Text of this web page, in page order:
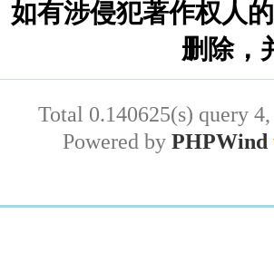
如有涉侵犯著作权人
删除，
Total 0.140625(s) query
Powered by PHPWind